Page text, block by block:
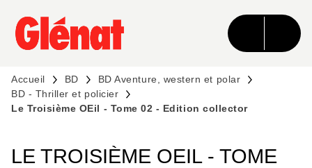
MENU RECHERCHE CONTENU
PIED DE PAGE
Accueil BD
BD Aventure, western et polar
BD - Thriller et policier
Le Troisième OEil - Tome 02 - Edition collector
LE TROISIÈME OEIL - TOME